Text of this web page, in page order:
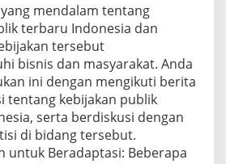
mendalam tentang
terbaru Indonesia dan
tersebut
bisnis dan masyarakat. Anda
ini dengan mengikuti berita
tentang kebijakan publik
serta berdiskusi dengan
di bidang tersebut.
untuk Beradaptasi: Beberapa